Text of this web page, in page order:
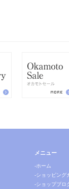
メニュー
-ホーム
-ショッピング
-ショップブロ